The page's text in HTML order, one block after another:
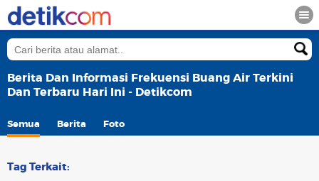
Berita Dan Informasi Frekuensi Buang Air Terkini
Dan Terbaru Hari Ini - Detikcom
Semua Berita Foto
Tag Terkait: